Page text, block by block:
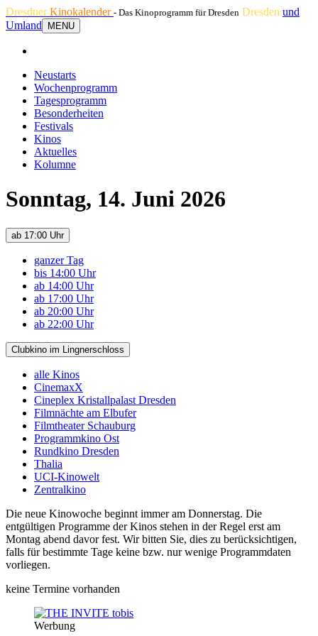
DresdnerKinokalender - Das Kinoprogramm für Dresden Dresden und
Umland
MENU
Neustarts
Wochenprogramm
Tagesprogramm
Besonderheiten
Festivals
Kinos
Aktuelles
Kolumne
Sonntag, 14. Juni 2026
ab 17:00 Uhr
ganzer Tag
bis 14:00 Uhr
ab 14:00 Uhr
ab 17:00 Uhr
ab 20:00 Uhr
ab 22:00 Uhr
Clubkino im Lingnerschloss
alle Kinos
CinemaxX
Cineplex Kristallpalast Dresden
Filmnächte am Elbufer
Filmtheater Schauburg
Programmkino Ost
Rundkino Dresden
Thalia
UCI-Kinowelt
Zentralkino
Die neue Kinowoche beginnt immer am Donnerstag. Die
entgültigen Programme der Kinos stehen in der Regel erst am
Montag abend davor fest. Wir bitten Sie, dies zu berücksichtigen,
falls für bestimmte Tage keine bzw. nur wenige Programmdaten
vorliegen.
keine Termine vorhanden
Werbung